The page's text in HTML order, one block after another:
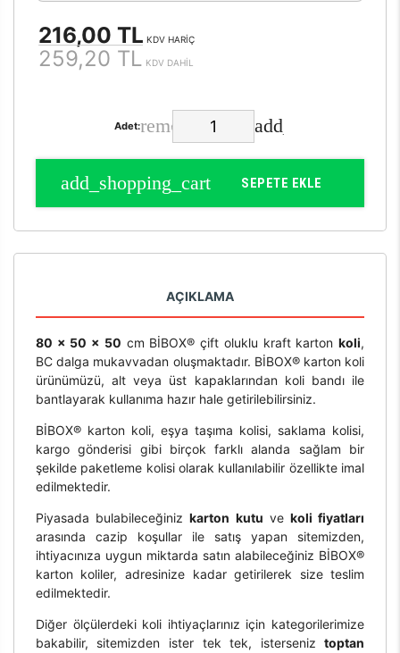
216,00 TL KDV HARİÇ
259,20 TL KDV DAHİL
Adet:
SEPETE EKLE
AÇIKLAMA
80 x 50 x 50 cm BİBOX® çift oluklu kraft kartonkoli,
BC dalga mukavvadan oluşmaktadır. BİBOX® karton koli
ürünümüzü, alt veya üst kapaklarından koli bandı ile
bantlayarak kullanıma hazır hale getirilebilirsiniz.
BİBOX® karton koli, eşya taşıma kolisi, saklama kolisi,
kargo gönderisi gibi birçok farklı alanda sağlam bir
şekilde paketleme kolisi olarak kullanılabilir özellikte imal
edilmektedir.
Piyasada bulabileceğinizkarton kutu ve koli fiyatları
arasında cazip koşullar ile satış yapan sitemizden,
ihtiyacınıza uygun miktarda satın alabileceğiniz BİBOX®
karton koliler, adresinize kadar getirilerek size teslim
edilmektedir.
Diğer ölçülerdeki koli ihtiyaçlarınız için kategorilerimize
bakabilir, sitemizden ister tek tek, isterseniztoptan